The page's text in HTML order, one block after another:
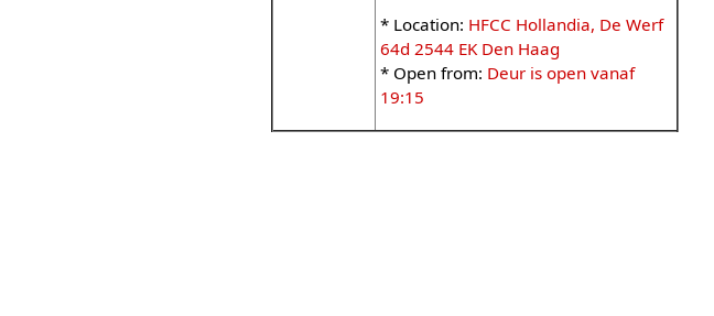
* Location: HFCC Hollandia, De Werf
64d 2544 EK Den Haag
* Open from: Deur is open vanaf
19:15